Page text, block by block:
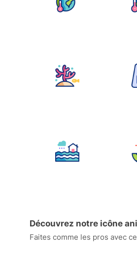
Découvrez notre icône
Faites comme les pros avec